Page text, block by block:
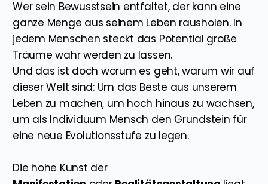
Wer sein Bewusstsein entfaltet, der kann eine
ganze Menge aus seinem Leben rausholen. In
jedem Menschen steckt das Potential große
Träume wahr werden zu lassen.
Und das ist doch worum es geht, warum wir auf
dieser Welt sind: Um das Beste aus unserem
Leben zu machen, um hoch hinaus zu wachsen,
um als Individuum Mensch den Grundstein für
eine neue Evolutionsstufe zu legen.
Die hohe Kunst der